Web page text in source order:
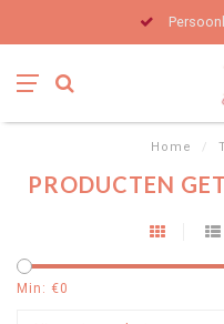
Home /
PRODUCTEN
Min: €0